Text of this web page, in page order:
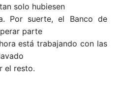
solo hubiesen
Por suerte, el Banco de
parte
está trabajando con las
el resto.